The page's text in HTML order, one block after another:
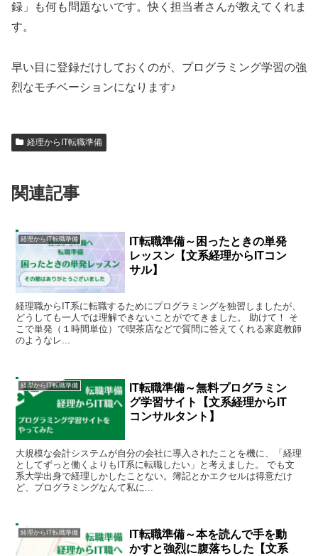
録」も何も問題ないです。快く担当者さんが教えてくれま
す。
早い目に登録だけしておくのが、プログラミング学習の強
烈なモチベーションになります♪
経理からIT転職準備
関連記事
経理からIT転職準備
IT転職準備～困ったときの単発
レッスン【文系経理からITコン
サル】
経理職からIT系に転職するためにプログラミングを独習しましたが、
どうしても一人では理解できないことがでてきました。 助けて！ そ
こで単発（１時間単位）で喫茶店などで質問に答えてくれる家庭教師
のようなレ...
経理からIT転職準備
IT転職準備～無料プログラミン
グ学習サイト【文系経理からIT
コンサルタント】
大規模な会計システムが自分の会社に導入されたことを機に、「経理
としてずっと働くよりもIT系に転職したい」と考えました。 でも文
系大学出身で経理しかしたことない。簿記とかエクセルは得意だけ
ど、プログラミングなんて私に...
経理からIT転職準備
IT転職準備～本を読んで手を動
かすと強烈に腹落ちした【文系